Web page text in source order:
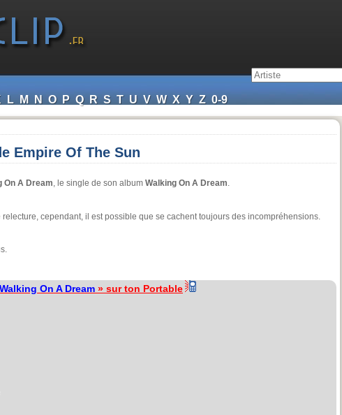
L M N O P Q R S T U V W X Y Z 0-9
Empire Of The Sun
On A Dream, le single de son album Walking On A Dream.
cependant, il est possible que se cachent toujours des incompréhensions.
Walking On A Dream » sur ton Portable